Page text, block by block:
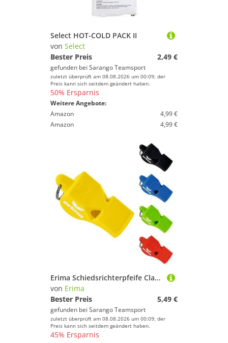
Select HOT-COLD PACK II
von Select
Bester Preis
2,49 €
gefunden bei Sarango Teamsport
zuletzt überprüft am 08.08.2026 um 00:09; der
Preis kann sich seitdem geändert haben.
50% Ersparnis
Weitere Angebote:
Amazon
4,99 €
Amazon
4,99 €
Erima Schiedsrichterpfeife Classic
von Erima
Bester Preis
5,49 €
gefunden bei Sarango Teamsport
zuletzt überprüft am 08.08.2026 um 00:09; der
Preis kann sich seitdem geändert haben.
45% Ersparnis